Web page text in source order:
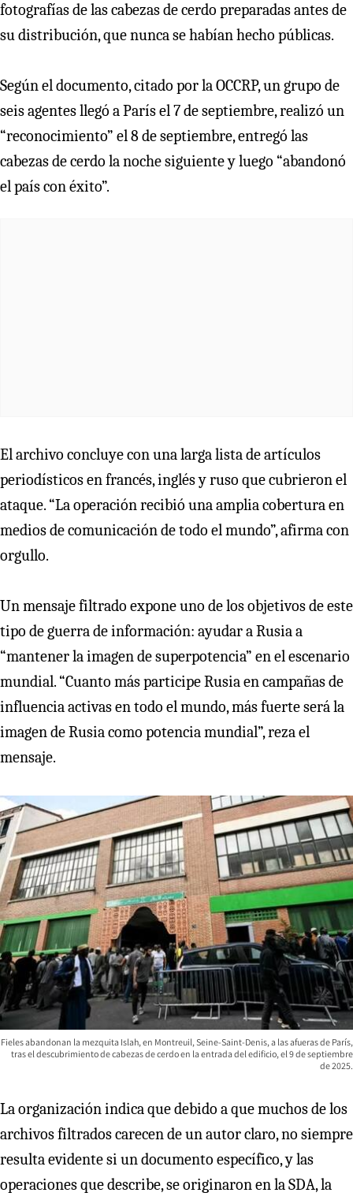
fotografías de las cabezas de cerdo preparadas antes de
su distribución, que nunca se habían hecho públicas.
Según el documento, citado por la OCCRP, un grupo de
seis agentes llegó a París el 7 de septiembre, realizó un
“reconocimiento” el 8 de septiembre, entregó las
cabezas de cerdo la noche siguiente y luego “abandonó
el país con éxito”.
El archivo concluye con una larga lista de artículos
periodísticos en francés, inglés y ruso que cubrieron el
ataque. “La operación recibió una amplia cobertura en
medios de comunicación de todo el mundo”, afirma con
orgullo.
Un mensaje filtrado expone uno de los objetivos de este
tipo de guerra de información: ayudar a Rusia a
“mantener la imagen de superpotencia” en el escenario
mundial. “Cuanto más participe Rusia en campañas de
influencia activas en todo el mundo, más fuerte será la
imagen de Rusia como potencia mundial”, reza el
mensaje.
Fieles abandonan la mezquita Islah, en Montreuil, Seine-Saint-Denis, a las afueras de París,
tras el descubrimiento de cabezas de cerdo en la entrada del edificio, el 9 de septiembre
de 2025.
La organización indica que debido a que muchos de los
archivos filtrados carecen de un autor claro, no siempre
resulta evidente si un documento específico, y las
operaciones que describe, se originaron en la SDA, la